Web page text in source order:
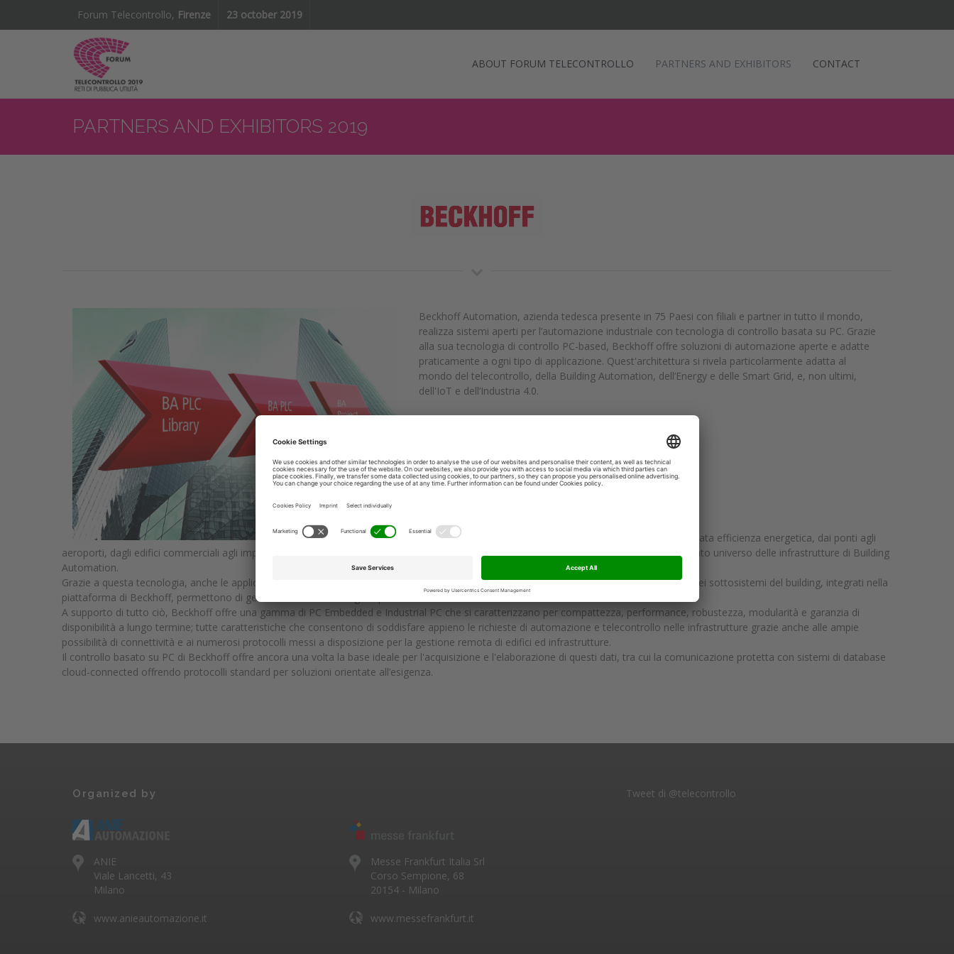
Forum Telecontrollo, Firenze 23 october 2019
ABOUT FORUM TELECONTROLLO PARTNERS AND EXHIBITORS CONTACT
PARTNERS AND EXHIBITORS 2019
Beckhoff Automation, azienda tedesca presente in 75 Paesi con filiali e partner in tutto il mondo,
realizza sistemi aperti per l’automazione industriale con tecnologia di controllo basata su PC. Grazie
alla sua tecnologia di controllo PC-based, Beckhoff offre soluzioni di automazione aperte e adatte
praticamente a ogni tipo di applicazione. Quest'architettura si rivela particolarmente adatta al
mondo del telecontrollo, della Building Automation, dell’Energy e delle Smart Grid, e, non ultimi,
dell'IoT e dell’Industria 4.0.
info@beckhoff.it
http://www.linkedin.com/company/beckhoff-italia/
www.youtube.com/BeckhoffAutomation
Dai grattacieli più avveniristici fino alle piccole residenze ad elevata efficienza energetica, dai ponti agli
aeroporti, dagli edifici commerciali agli impianti sportivi: l’architettura PC-based di Beckhoff è in grado di offrire grandi potenzialità al variegato universo delle infrastrutture di Building
Automation.
Grazie a questa tecnologia, anche le applicazioni su cloud diventano di facile realizzazione per chiunque. BacNET/IP, ModBus e tutti i bus dei sottosistemi del building, integrati nella
piattaforma di Beckhoff, permettono di gestire in modo diretto gli impianti dell’edificio.
A supporto di tutto ciò, Beckhoff offre una gamma di PC Embedded e Industrial PC che si caratterizzano per compattezza, performance, robustezza, modularità e garanzia di
disponibilità a lungo termine; tutte caratteristiche che consentono di soddisfare appieno le richieste di automazione e telecontrollo nelle infrastrutture grazie anche alle ampie
possibilità di connettività e ai numerosi protocolli messi a disposizione per la gestione remota di edifici ed infrastrutture.
Il controllo basato su PC di Beckhoff offre ancora una volta la base ideale per l'acquisizione e l'elaborazione di questi dati, tra cui la comunicazione protetta con sistemi di database
cloud-connected offrendo protocolli standard per soluzioni orientate all’esigenza.
Organized by
ANIE
Viale Lancetti, 43
Milano
www.anieautomazione.it
Messe Frankfurt Italia Srl
Corso Sempione, 68
20154 - Milano
www.messefrankfurt.it
Tweet di @telecontrollo